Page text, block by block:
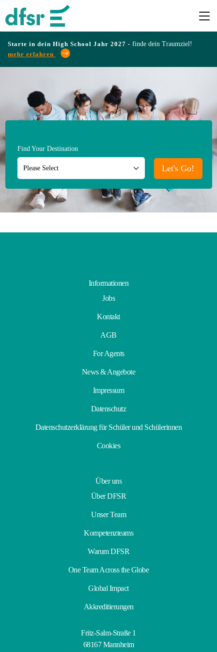
Starte in dein High School Jahr 2027 - finde dein Traumziel!
mehr erfahren
Programme
&
Erfahrungen
Preise
Gastfamilie
Find Your Destination
Let's Go!
Informationen
Jobs
Kontakt
AGB
For Agents
News & Angebote
Impressum
Datenschutz
Datenschutzerklärung für Schüler und Schülerinnen
Cookies
Über uns
Über DFSR
Unser Team
Kompetenzteams
Warum DFSR
One Team Across the Globe
Global Impact
Akkreditierungen
Fritz-Salm-Straße 1
68167 Mannheim